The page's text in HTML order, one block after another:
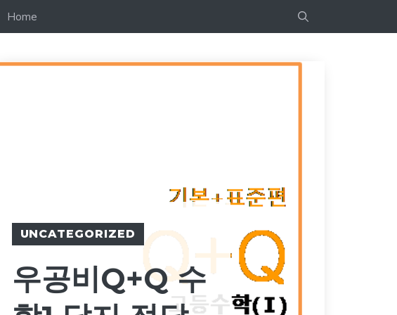
Home
UNCATEGORIZED
우공비Q+Q 수